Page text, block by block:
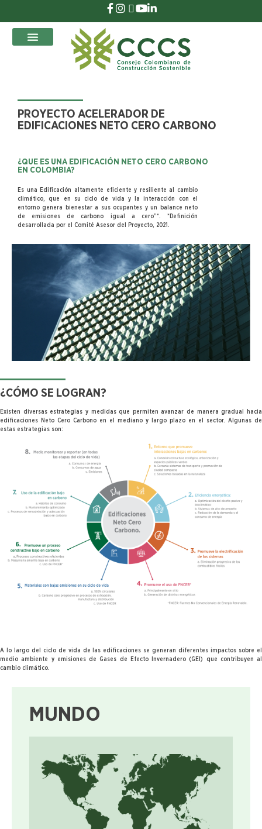
PROYECTO ACELERADOR DE
EDIFICACIONES NETO CERO CARBONO
¿QUE ES UNA EDIFICACIÓN NETO CERO CARBONO
EN COLOMBIA?
Es una Edificación altamente eficiente y resiliente al cambio
climático, que en su ciclo de vida y la interacción con el
entorno genera bienestar a sus ocupantes y un balance neto
de emisiones de carbono igual a cero”*. *Definición
desarrollada por el Comité Asesor del Proyecto, 2021.
¿CÓMO SE LOGRAN?
Existen diversas estrategias y medidas que permiten avanzar de manera gradual hacia
edificaciones Neto Cero Carbono en el mediano y largo plazo en el sector. Algunas de
estas estrategias son:
A lo largo del ciclo de vida de las edificaciones se generan diferentes impactos sobre el
medio ambiente y emisiones de Gases de Efecto Invernadero (GEI) que contribuyen al
cambio climático.
MUNDO